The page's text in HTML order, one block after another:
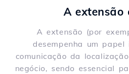
A extensão
A extensão (por
desempenha um
comunicação da
negócio, sendo essencial